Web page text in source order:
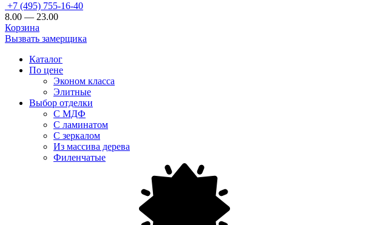
+7 (495) 755-16-40
8.00 — 23.00
Корзина
Вызвать замерщика
Каталог
По цене
Эконом класса
Элитные
Выбор отделки
С МДФ
С ламинатом
С зеркалом
Из массива дерева
Филенчатые